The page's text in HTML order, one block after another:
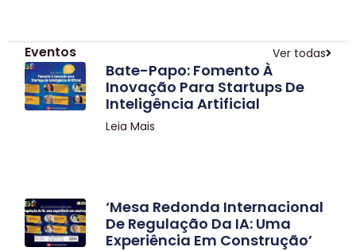
Eventos Ver todas
Bate-Papo: Fomento À
Inovação Para Startups De
Inteligência Artificial
Leia Mais
‘Mesa Redonda Internacional
De Regulação Da IA: Uma
Experiência Em Construção’